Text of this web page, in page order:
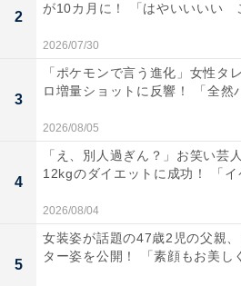
2
が10カ月に！ 「はやいいいい
2026/07/30
3
「ポケモンで言う進化」女性タ
ロ増量ショットに反響！ 「全然
2026/08/05
4
「え、別人過ぎん？」お笑い芸
12kgのダイエットに成功！ 「
2026/08/04
5
女装姿が話題の47歳2児の父親
ター姿を公開！ 「素顔もお美し